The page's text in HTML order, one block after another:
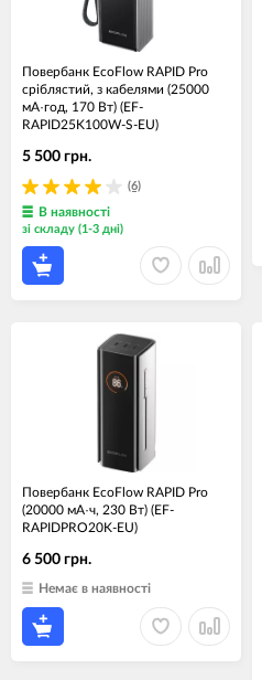
Повербанк EcoFlow RAPID Pro
сріблястий, з кабелями (25000
мА·год, 170 Вт) (EF-
RAPID25K100W-S-EU)
(6)
5 500 грн.
В наявності
зі складу (1-3 дні)
Повербанк EcoFlow RAPID Pro
(20000 мА·ч, 230 Вт) (EF-
RAPIDPRO20K-EU)
6 500 грн.
Немає в наявності